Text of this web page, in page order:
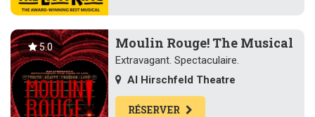
5.0 Moulin Rouge! The Musical
Extravagant. Spectaculaire.
Al Hirschfeld Theatre
RÉSERVER